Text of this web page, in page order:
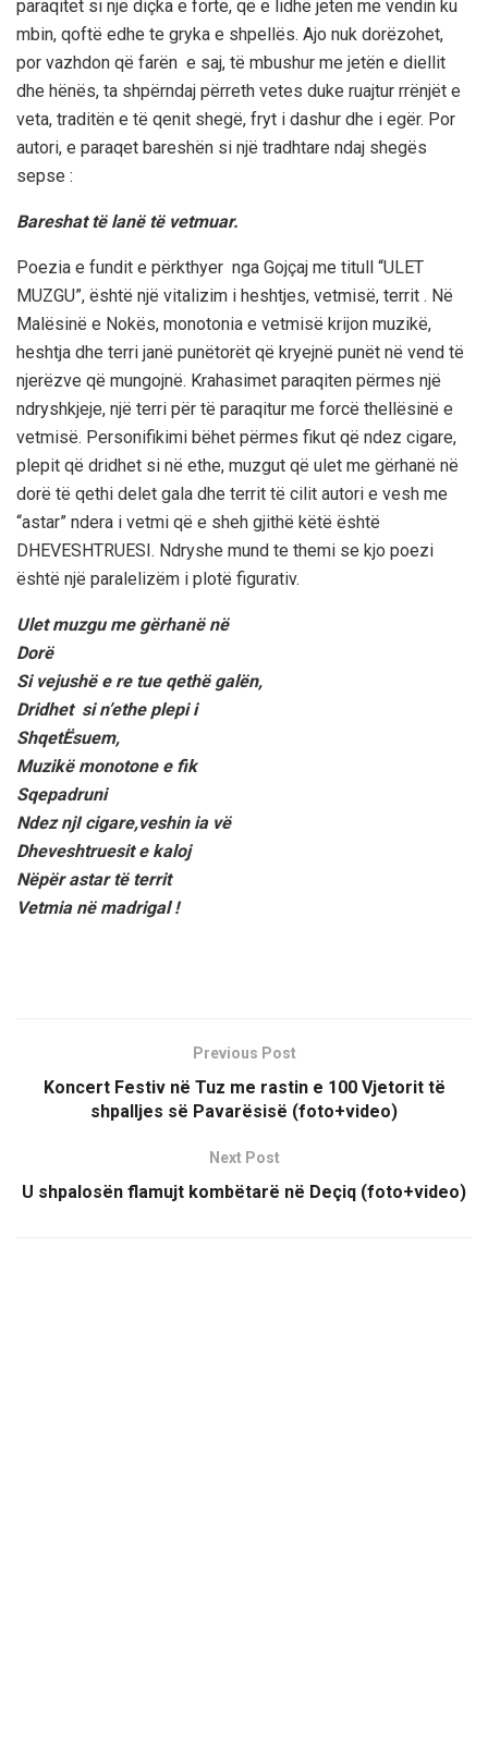
paraqitet si një diçka e fortë, që e lidhë jeten me vendin ku
mbin, qoftë edhe te gryka e shpellës. Ajo nuk dorëzohet,
por vazhdon që farën e saj, të mbushur me jetën e diellit
dhe hënës, ta shpërndaj përreth vetes duke ruajtur rrënjët e
veta, traditën e të qenit shegë, fryt i dashur dhe i egër. Por
autori, e paraqet bareshën si një tradhtare ndaj shegës
sepse :
Bareshat të lanë të vetmuar.
Poezia e fundit e përkthyer nga Gojçaj me titull “ULET
MUZGU”, është një vitalizim i heshtjes, vetmisë, territ . Në
Malësinë e Nokës, monotonia e vetmisë krijon muzikë,
heshtja dhe terri janë punëtorët që kryejnë punët në vend të
njerëzve që mungojnë. Krahasimet paraqiten përmes një
ndryshkjeje, një terri për të paraqitur me forcë thellësinë e
vetmisë. Personifikimi bëhet përmes fikut që ndez cigare,
plepit që dridhet si në ethe, muzgut që ulet me gërhanë në
dorë të qethi delet gala dhe territ të cilit autori e vesh me
“astar” ndera i vetmi që e sheh gjithë këtë është
DHEVESHTRUESI. Ndryshe mund te themi se kjo poezi
është një paralelizëm i plotë figurativ.
Ulet muzgu me gërhanë në
Dorë
Si vejushë e re tue qethë galën,
Dridhet si n’ethe plepi i
ShqetËsuem,
Muzikë monotone e fik
Sqepadruni
Ndez njI cigare,veshin ia vë
Dheveshtruesit e kaloj
Nëpër astar të territ
Vetmia në madrigal !
Previous Post
Koncert Festiv në Tuz me rastin e 100 Vjetorit të
shpalljes së Pavarësisë (foto+video)
Next Post
U shpalosën flamujt kombëtarë në Deçiq (foto+video)